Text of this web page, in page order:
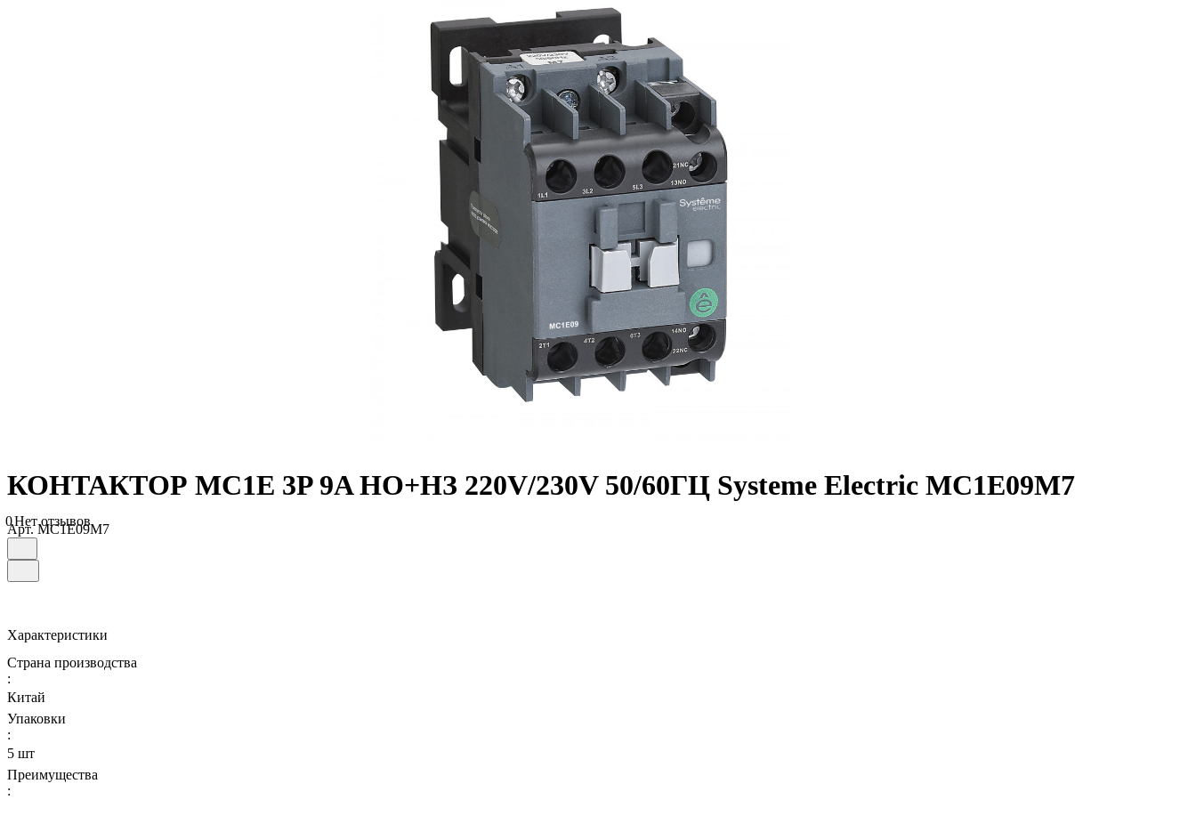
КОНТАКТОР MC1E 3P 9A НО+НЗ 220V/230V 50/60ГЦ Systeme Electric MC1E09M7
0Нет отзывов
Арт.MC1E09M7
Характеристики
Страна производства
:
Китай
Упаковки
:
5 шт
Преимущества
: